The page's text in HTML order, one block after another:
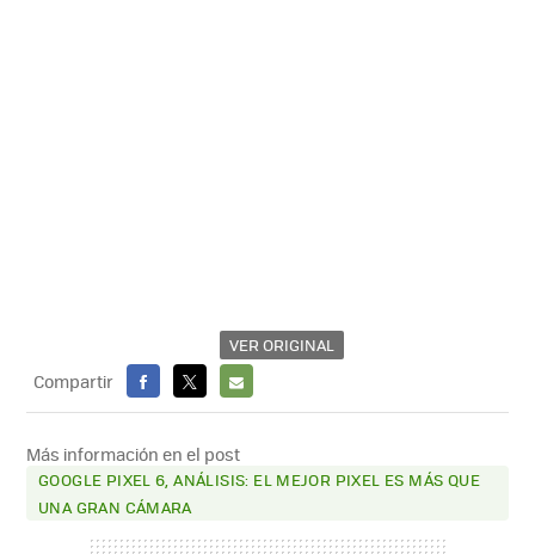
VER ORIGINAL
Compartir
FACEBOOK
X
E-
MAIL
Más información en el post
GOOGLE PIXEL 6, ANÁLISIS: EL MEJOR PIXEL ES MÁS QUE
UNA GRAN CÁMARA